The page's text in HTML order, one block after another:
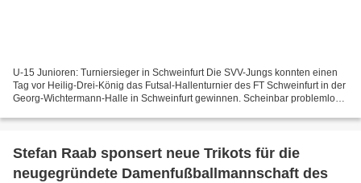
U-15 Junioren: Turniersieger in Schweinfurt Die SVV-Jungs konnten einen
Tag vor Heilig-Drei-König das Futsal-Hallenturnier des FT Schweinfurt in der
Georg-Wichtermann-Halle in Schweinfurt gewinnen. Scheinbar problemlos
Stefan Raab sponsert neue Trikots für die
neugegründete Damenfußballmannschaft des